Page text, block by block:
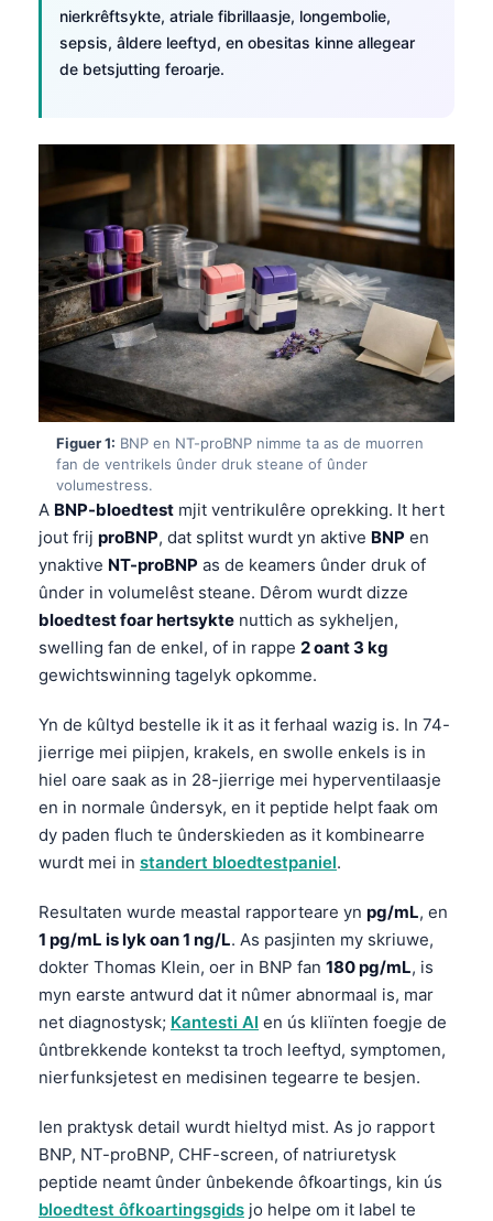
nierkrêftsykte, atriale fibrillaasje, longembolie,
sepsis, âldere leeftyd, en obesitas kinne allegear
de betsjutting feroarje.
Figuer 1: BNP en NT-proBNP nimme ta as de muorren
fan de ventrikels ûnder druk steane of ûnder
volumestress.
A BNP-bloedtest mjit ventrikulêre oprekking. It hert
jout frij proBNP, dat splitst wurdt yn aktive BNP en
ynaktive NT-proBNP as de keamers ûnder druk of
ûnder in volumelêst steane. Dêrom wurdt dizze
bloedtest foar hertsykte nuttich as sykheljen,
swelling fan de enkel, of in rappe 2 oant 3 kg
gewichtswinning tagelyk opkomme.
Yn de kûltyd bestelle ik it as it ferhaal wazig is. In 74-
jierrige mei piipjen, krakels, en swolle enkels is in
hiel oare saak as in 28-jierrige mei hyperventilaasje
en in normale ûndersyk, en it peptide helpt faak om
dy paden fluch te ûnderskieden as it kombinearre
wurdt mei in standert bloedtestpaniel.
Resultaten wurde meastal rapporteare yn pg/mL, en
1 pg/mL is lyk oan 1 ng/L. As pasjinten my skriuwe,
dokter Thomas Klein, oer in BNP fan 180 pg/mL, is
myn earste antwurd dat it nûmer abnormaal is, mar
net diagnostysk; Kantesti AI en ús kliïnten foegje de
ûntbrekkende kontekst ta troch leeftyd, symptomen,
nierfunksjetest en medisinen tegearre te besjen.
Ien praktysk detail wurdt hieltyd mist. As jo rapport
BNP, NT-proBNP, CHF-screen, of natriuretysk
peptide neamt ûnder ûnbekende ôfkoartings, kin ús
bloedtest ôfkoartingsgids jo helpe om it label te